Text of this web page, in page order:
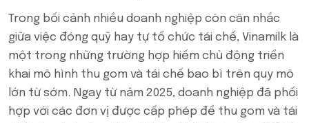
Trong bối cảnh nhiều doanh nghiệp còn cân nhắc
giữa việc đóng quỹ hay tự tổ chức tái chế, Vinamilk là
một trong những trường hợp hiếm chủ động triển
khai mô hình thu gom và tái chế bao bì trên quy mô
lớn từ sớm. Ngay từ năm 2025, doanh nghiệp đã phối
hợp với các đơn vị được cấp phép để thu gom và tái